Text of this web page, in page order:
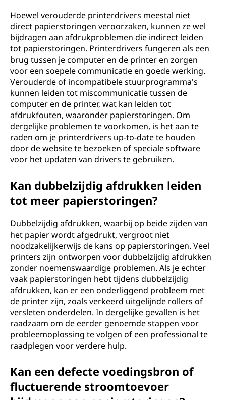
Hoewel verouderde printerdrivers meestal niet
direct papierstoringen veroorzaken, kunnen ze wel
bijdragen aan afdrukproblemen die indirect leiden
tot papierstoringen. Printerdrivers fungeren als een
brug tussen je computer en de printer en zorgen
voor een soepele communicatie en goede werking.
Verouderde of incompatibele stuurprogramma's
kunnen leiden tot miscommunicatie tussen de
computer en de printer, wat kan leiden tot
afdrukfouten, waaronder papierstoringen. Om
dergelijke problemen te voorkomen, is het aan te
raden om je printerdrivers up-to-date te houden
door de website te bezoeken of speciale software
voor het updaten van drivers te gebruiken.
Kan dubbelzijdig afdrukken leiden
tot meer papierstoringen?
Dubbelzijdig afdrukken, waarbij op beide zijden van
het papier wordt afgedrukt, vergroot niet
noodzakelijkerwijs de kans op papierstoringen. Veel
printers zijn ontworpen voor dubbelzijdig afdrukken
zonder noemenswaardige problemen. Als je echter
vaak papierstoringen hebt tijdens dubbelzijdig
afdrukken, kan er een onderliggend probleem met
de printer zijn, zoals verkeerd uitgelijnde rollers of
versleten onderdelen. In dergelijke gevallen is het
raadzaam om de eerder genoemde stappen voor
probleemoplossing te volgen of een professional te
raadplegen voor verdere hulp.
Kan een defecte voedingsbron of
fluctuerende stroomtoevoer